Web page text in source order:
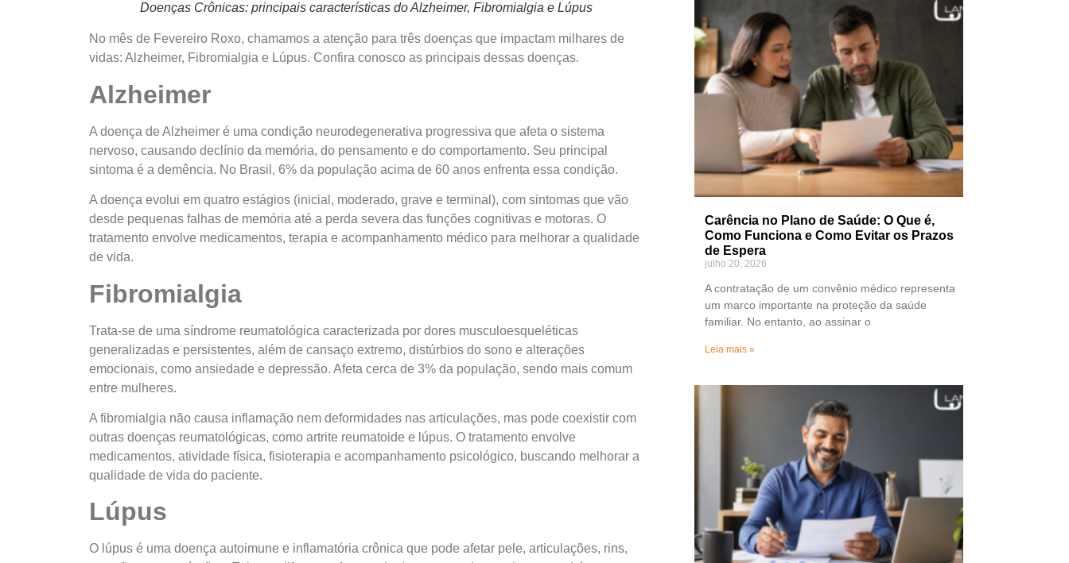
Doenças Crônicas: principais características do Alzheimer, Fibromialgia e Lúpus
No mês de Fevereiro Roxo, chamamos a atenção para três doenças que impactam milhares de
vidas: Alzheimer, Fibromialgia e Lúpus. Confira conosco as principais dessas doenças.
Alzheimer
A doença de Alzheimer é uma condição neurodegenerativa progressiva que afeta o sistema
nervoso, causando declínio da memória, do pensamento e do comportamento. Seu principal
sintoma é a demência. No Brasil, 6% da população acima de 60 anos enfrenta essa condição.
A doença evolui em quatro estágios (inicial, moderado, grave e terminal), com sintomas que vão
desde pequenas falhas de memória até a perda severa das funções cognitivas e motoras. O
tratamento envolve medicamentos, terapia e acompanhamento médico para melhorar a qualidade
de vida.
Fibromialgia
Trata-se de uma síndrome reumatológica caracterizada por dores musculoesqueléticas
generalizadas e persistentes, além de cansaço extremo, distúrbios do sono e alterações
emocionais, como ansiedade e depressão. Afeta cerca de 3% da população, sendo mais comum
entre mulheres.
A fibromialgia não causa inflamação nem deformidades nas articulações, mas pode coexistir com
outras doenças reumatológicas, como artrite reumatoide e lúpus. O tratamento envolve
medicamentos, atividade física, fisioterapia e acompanhamento psicológico, buscando melhorar a
qualidade de vida do paciente.
Lúpus
O lúpus é uma doença autoimune e inflamatória crônica que pode afetar pele, articulações, rins,
Carência no Plano de Saúde: O Que é,
Como Funciona e Como Evitar os Prazos
de Espera
julho 20, 2026
A contratação de um convênio médico representa
um marco importante na proteção da saúde
familiar. No entanto, ao assinar o
Leia mais »